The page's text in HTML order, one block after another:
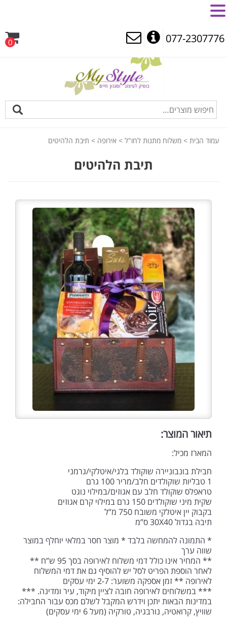
077-2307776
0
עמוד הבית > משלוח מתנות לחו"ל > אירופה > תיבת הלהיטים
תיבת הלהיטים
תיאור המוצר:
המארז מכיל:
חבילת בונבוניירה שוקולד בלגי/איטלקי/גרמני
1 טבליות שוקולדים חלב/מריר 100 גרם
טראפלס שוקולד חלב עם אגוזים/במילוי נוגט
שקית מיני שוקולדים 150 גרם במילוי קרם אגוזים
בקבוק יין איטלקי משובח 750 מ”ל
תיבה בגדול 30X40 ס”מ
* התמונה להמחשה בלבד * מוצר חסר במלאי יוחלף במוצר
שווה ערך
** המחיר אינו כולל דמי משלוח לאירופה בסך 95 ש”ח **
לאחר הוספת הפריט לסל יש להוסיף גם את דמי המשלוח
לאירופה ** זמן אספקה משוער: 2-7 ימי עסקים
*** במשלוחים לאירופה חובה לציין מיקוד, עיר ומדינה. ***
במדינות הבאות יתכן וידרש המקבל לשלם מכס עבור החבילה:
שוויץ, קרואטיה, נורבגיה, טורקיה (מעל 6 ימי עסקים)